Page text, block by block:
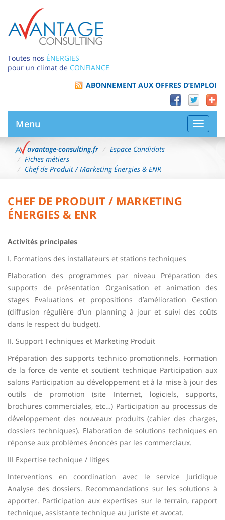
Toutes nos ÉNERGIES
pour un climat de CONFIANCE
ABONNEMENT AUX OFFRES D’EMPLOI
la
Menu
avantage-consulting.fr
Espace Candidats
Fiches métiers
Chef de Produit / Marketing Énergies & ENR
CHEF DE PRODUIT / MARKETING
ÉNERGIES & ENR
Activités principales
I. Formations des installateurs et stations techniques
Elaboration des programmes par niveau Préparation des
supports de présentation Organisation et animation des
stages Evaluations et propositions d’amélioration Gestion
(diffusion régulière d’un planning à jour et suivi des coûts
dans le respect du budget).
II. Support Techniques et Marketing Produit
Préparation des supports technico promotionnels. Formation
de la force de vente et soutient technique Participation aux
salons Participation au développement et à la mise à jour des
outils de promotion (site Internet, logiciels, supports,
brochures commerciales, etc…) Participation au processus de
développement des nouveaux produits (cahier des charges,
dossiers techniques). Elaboration de solutions techniques en
réponse aux problèmes énoncés par les commerciaux.
III Expertise technique / litiges
Interventions en coordination avec le service Juridique
Analyse des dossiers. Recommandations sur les solutions à
apporter. Participation aux expertises sur le terrain, rapport
technique, assistante technique au juriste et avocat.